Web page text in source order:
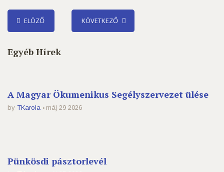
ELÖZŐ KÖVETKEZŐ
Egyéb Hírek
A Magyar Ökumenikus Segélyszervezet ülése
by TKarola máj 29 2026
Pünkösdi pásztorlevél